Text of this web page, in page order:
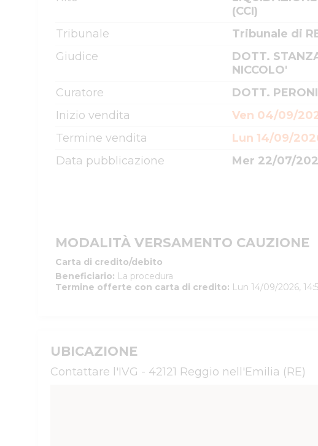
(CCI)
Tribunale
Tribunale di
Giudice
DOTT.
NICCOLO'
Curatore
DOTT.
Inizio vendita
Ven 04/09/
Termine vendita
Lun 14/09/
Data pubblicazione
Mer 22/07/
MODALITÀ VERSAMENTO CAUZIONE
Carta di credito/debito
Beneficiario: La procedura
Termine offerte con carta di credito: Lun 14/09/2026,
UBICAZIONE
Contattare l'IVG - 42121 Reggio nell'Emilia (RE)